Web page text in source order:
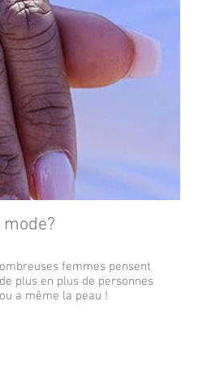
femmes pensent
plus en plus de personnes
a même la peau !